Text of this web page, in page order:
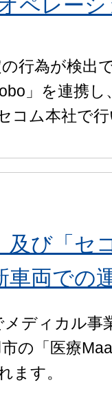
ペレー
行為が検出
」を連携
コム本社で
及び「
車両での
ディカル事
の「医療
ます。